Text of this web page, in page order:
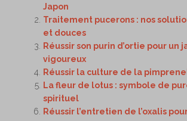
Japon
Traitement pucerons : nos
et douces
Réussir son purin d’ortie pour un
vigoureux
Réussir la culture de la
La fleur de lotus : symbole de
spirituel
Réussir l’entretien de l’oxalis